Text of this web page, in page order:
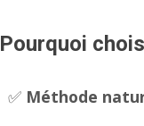
Pourquoi
✅ Méthode